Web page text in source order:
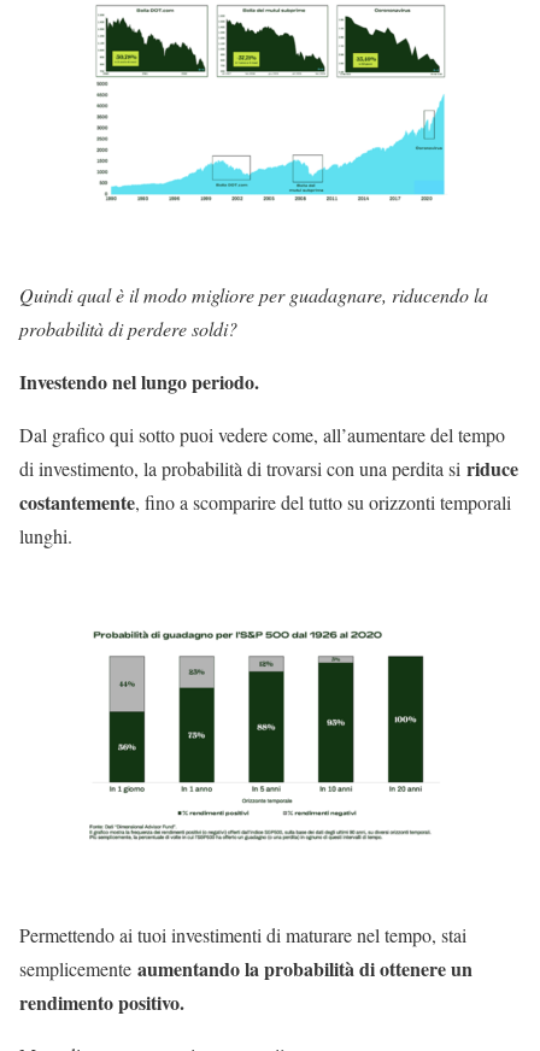
Quindi qual è il modo migliore per guadagnare, riducendo la
probabilità di perdere soldi?
Investendo nel lungo periodo.
Dal grafico qui sotto puoi vedere come, all’aumentare del tempo
di investimento, la probabilità di trovarsi con una perdita si riduce
costantemente, fino a scomparire del tutto su orizzonti temporali
lunghi.
Permettendo ai tuoi investimenti di maturare nel tempo, stai
semplicemente aumentando la probabilità di ottenere un
rendimento positivo.